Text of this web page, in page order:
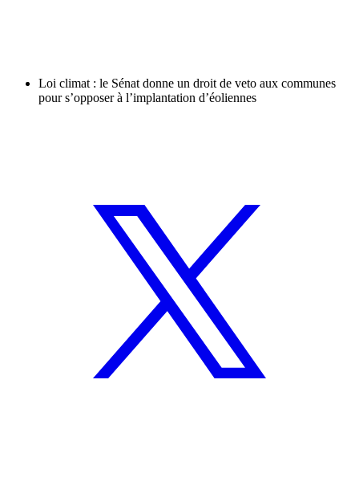
Loi climat : le Sénat donne un droit de veto aux communes
pour s’opposer à l’implantation d’éoliennes